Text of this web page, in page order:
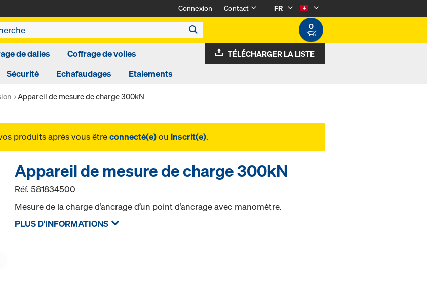
Connexion Contact
FR
0
de dalles
Coffrage de voiles
Sécurité Echafaudages Etaiements
TÉLÉCHARGER LA LISTE
Appareil de mesure de charge 300kN
produits après vous êtreconnecté(e)ou inscrit(e).
Appareil de mesure de charge 300kN
Réf.581834500
Mesure de la charge d’ancrage d’un point d’ancrage avec manomètre.
PLUS D'INFORMATIONS